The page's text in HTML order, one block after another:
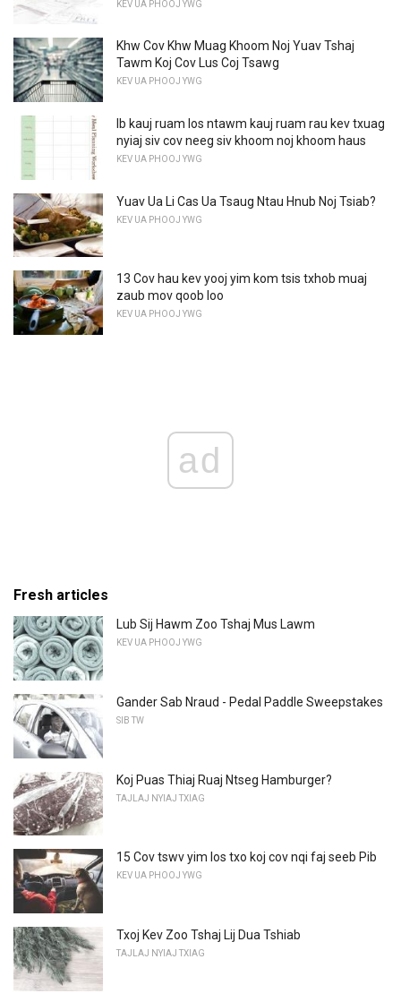
KEV UA PHOOJ YWG
Khw Cov Khw Muag Khoom Noj Yuav Tshaj
Tawm Koj Cov Lus Coj Tsawg
KEV UA PHOOJ YWG
Ib kauj ruam los ntawm kauj ruam rau kev txuag
nyiaj siv cov neeg siv khoom noj khoom haus
KEV UA PHOOJ YWG
Yuav Ua Li Cas Ua Tsaug Ntau Hnub Noj Tsiab?
KEV UA PHOOJ YWG
13 Cov hau kev yooj yim kom tsis txhob muaj
zaub mov qoob loo
KEV UA PHOOJ YWG
ad
Fresh articles
Lub Sij Hawm Zoo Tshaj Mus Lawm
KEV UA PHOOJ YWG
Gander Sab Nraud - Pedal Paddle Sweepstakes
SIB TW
Koj Puas Thiaj Ruaj Ntseg Hamburger?
TAJLAJ NYIAJ TXIAG
15 Cov tswv yim los txo koj cov nqi faj seeb Pib
KEV UA PHOOJ YWG
Txoj Kev Zoo Tshaj Lij Dua Tshiab
TAJLAJ NYIAJ TXIAG